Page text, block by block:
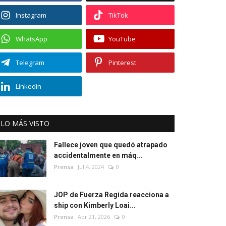
Instagram TikTok
WhatsApp YouTube
Telegram Pinterest
Linkedin
LO MÁS VISTO
Fallece joven que quedó atrapado
accidentalmente en máq...
Prensa Jul 4, 2024 0
JOP de Fuerza Regida reacciona a
ship con Kimberly Loai...
Prensa Abr 21, 2026 0